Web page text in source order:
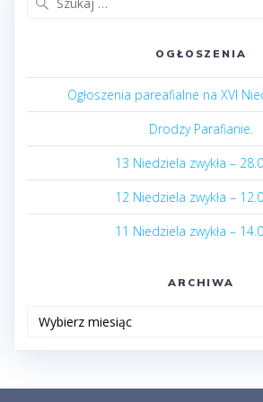
OGŁOSZENIA
Ogłoszenia pareafialne na XVI
Drodzy Parafianie.
13 Niedziela zwykła –
12 Niedziela zwykła –
11 Niedziela zwykła –
ARCHIWA